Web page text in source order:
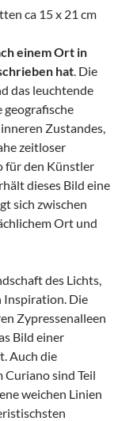
ca 15 x 21 cm
einem Ort in
hat . Die
das leuchtende
geografische
Zustandes,
zeitloser
für den Künstler
dieses Bild eine
sich zwischen
Ort und
des Lichts,
Inspiration. Die
Zypressenalleen
Bild einer
Auch die
sind Teil
weichen Linien